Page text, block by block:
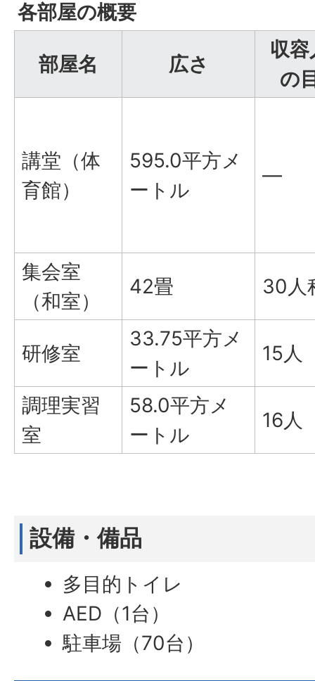
各部屋の概要
部屋名 広さ
収容
の
講堂（体
育館）
595.0平方メ
ートル
―
集会室
（和室）
42畳 30人
研修室
33.75平方メ
ートル
15人
調理実習
室
58.0平方メ
ートル
16人
設備・備品
多目的トイレ
AED（1台）
駐車場（70台）